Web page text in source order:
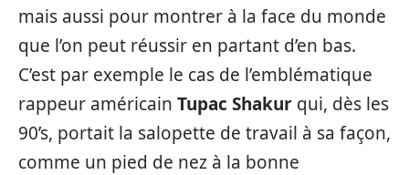
mais aussi pour montrer à la face du monde
que l’on peut réussir en partant d’en bas.
C’est par exemple le cas de l’emblématique
rappeur américain Tupac Shakur qui, dès les
90’s, portait la salopette de travail à sa façon,
comme un pied de nez à la bonne